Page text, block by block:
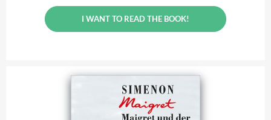
I WANT TO READ THE BOOK!